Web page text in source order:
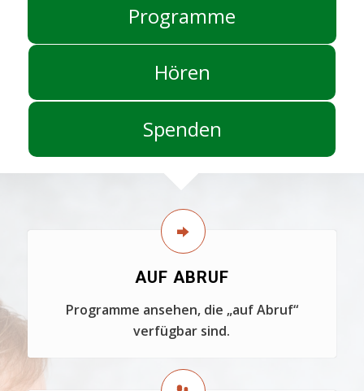
Programme
Hören
Spenden
AUF ABRUF
Programme ansehen, die „auf Abruf“
verfügbar sind.